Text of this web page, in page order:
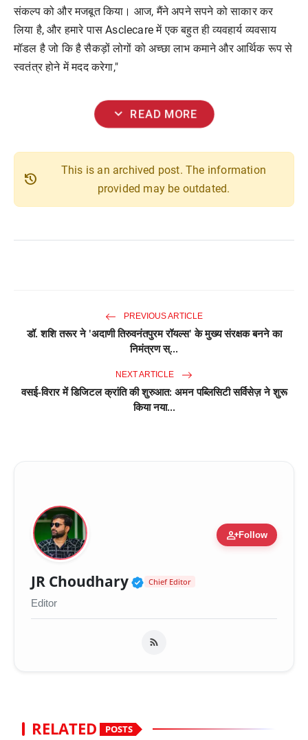
संकल्प को और मजबूत किया। आज, मैंने अपने सपने को साकार कर
लिया है, और हमारे पास Asclecare में एक बहुत ही व्यवहार्य व्यवसाय
मॉडल है जो कि है सैकड़ों लोगों को अच्छा लाभ कमाने और आर्थिक रूप से
स्वतंत्र होने में मदद करेगा,"
expand_more READ MORE
history
This is an archived post. The information
provided may be outdated.
PREVIOUS ARTICLE
डॉ. शशि तरूर ने 'अदाणी तिरुवनंतपुरम रॉयल्स' के मुख्य संरक्षक बनने का
निमंत्रण स्...
NEXT ARTICLE
वसई-विरार में डिजिटल क्रांति की शुरुआत: अमन पब्लिसिटी सर्विसेज़ ने शुरू
किया नया...
person_addFollow
JR Choudhary Verified Public Figure
Chief Editor
Editor
RELATED POSTS